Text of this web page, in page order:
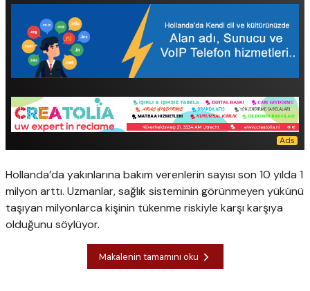
Hollanda’da yakınlarına bakım verenlerin sayısı son 10 yılda 1
milyon arttı. Uzmanlar, sağlık sisteminin görünmeyen yükünü
taşıyan milyonlarca kişinin tükenme riskiyle karşı karşıya
olduğunu söylüyor.
Makalenin tamamını oku